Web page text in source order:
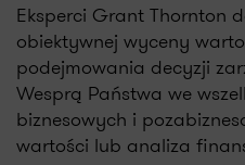
Eksperci Grant Thornton
obiektywnej wyceny
podejmowania decyzji
Wesprą Państwa we
biznesowych i
wartości lub analiza